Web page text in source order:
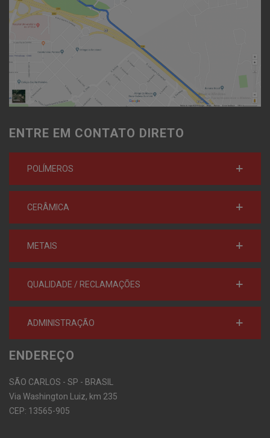
ENTRE EM CONTATO DIRETO
POLÍMEROS
CERÂMICA
METAIS
QUALIDADE / RECLAMAÇÕES
ADMINISTRAÇÃO
ENDEREÇO
SÃO CARLOS - SP - BRASIL
Via Washington Luiz, km 235
CEP: 13565-905